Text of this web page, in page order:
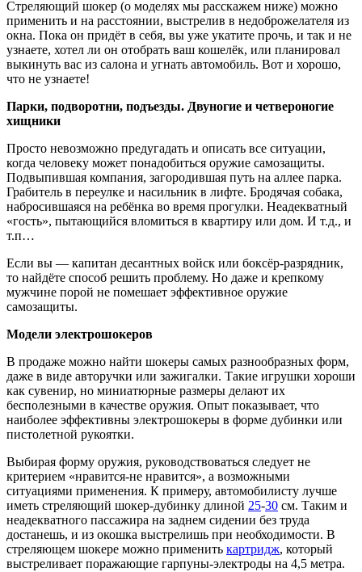
Стреляющий шокер (о моделях мы расскажем ниже) можно
применить и на расстоянии, выстрелив в недоброжелателя из
окна. Пока он придёт в себя, вы уже укатите прочь, и так и не
узнаете, хотел ли он отобрать ваш кошелёк, или планировал
выкинуть вас из салона и угнать автомобиль. Вот и хорошо,
что не узнаете!
Парки, подворотни, подъезды. Двуногие и четвероногие
хищники
Просто невозможно предугадать и описать все ситуации,
когда человеку может понадобиться оружие самозащиты.
Подвыпившая компания, загородившая путь на аллее парка.
Грабитель в переулке и насильник в лифте. Бродячая собака,
набросившаяся на ребёнка во время прогулки. Неадекватный
«гость», пытающийся вломиться в квартиру или дом. И т.д., и
т.п…
Если вы — капитан десантных войск или боксёр-разрядник,
то найдёте способ решить проблему. Но даже и крепкому
мужчине порой не помешает эффективное оружие
самозащиты.
Модели электрошокеров
В продаже можно найти шокеры самых разнообразных форм,
даже в виде авторучки или зажигалки. Такие игрушки хороши
как сувенир, но миниатюрные размеры делают их
бесполезными в качестве оружия. Опыт показывает, что
наиболее эффективны электрошокеры в форме дубинки или
пистолетной рукоятки.
Выбирая форму оружия, руководствоваться следует не
критерием «нравится-не нравится», а возможными
ситуациями применения. К примеру, автомобилисту лучше
иметь стреляющий шокер-дубинку длиной 25-30 см. Таким и
неадекватного пассажира на заднем сидении без труда
достанешь, и из окошка выстрелишь при необходимости. В
стреляющем шокере можно применить картридж, который
выстреливает поражающие гарпуны-электроды на 4,5 метра.